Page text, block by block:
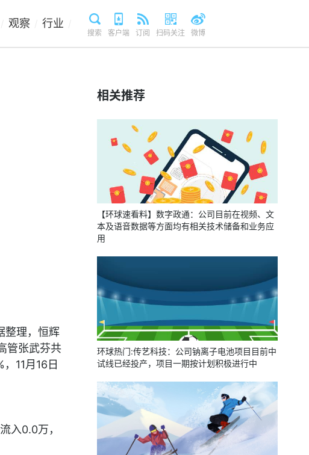
观察 行业
搜索 客户端 订阅 扫码关注 微博
整理，恒辉
管张武芬共
11月16日
入0.0万，
相关推荐
【环球速看料】数字政通：公司目前在视频、文
本及语音数据等方面均有相关技术储备和业务应
用
环球热门:传艺科技：公司钠离子电池项目目前中
试线已经投产，项目一期按计划积极进行中